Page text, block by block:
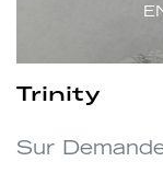
Trinity
Sur